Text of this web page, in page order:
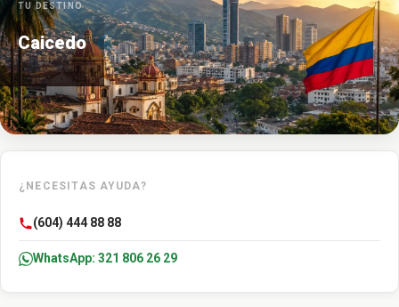
TU DESTINO
Caicedo
¿NECESITAS AYUDA?
(604) 444 88 88
WhatsApp: 321 806 26 29